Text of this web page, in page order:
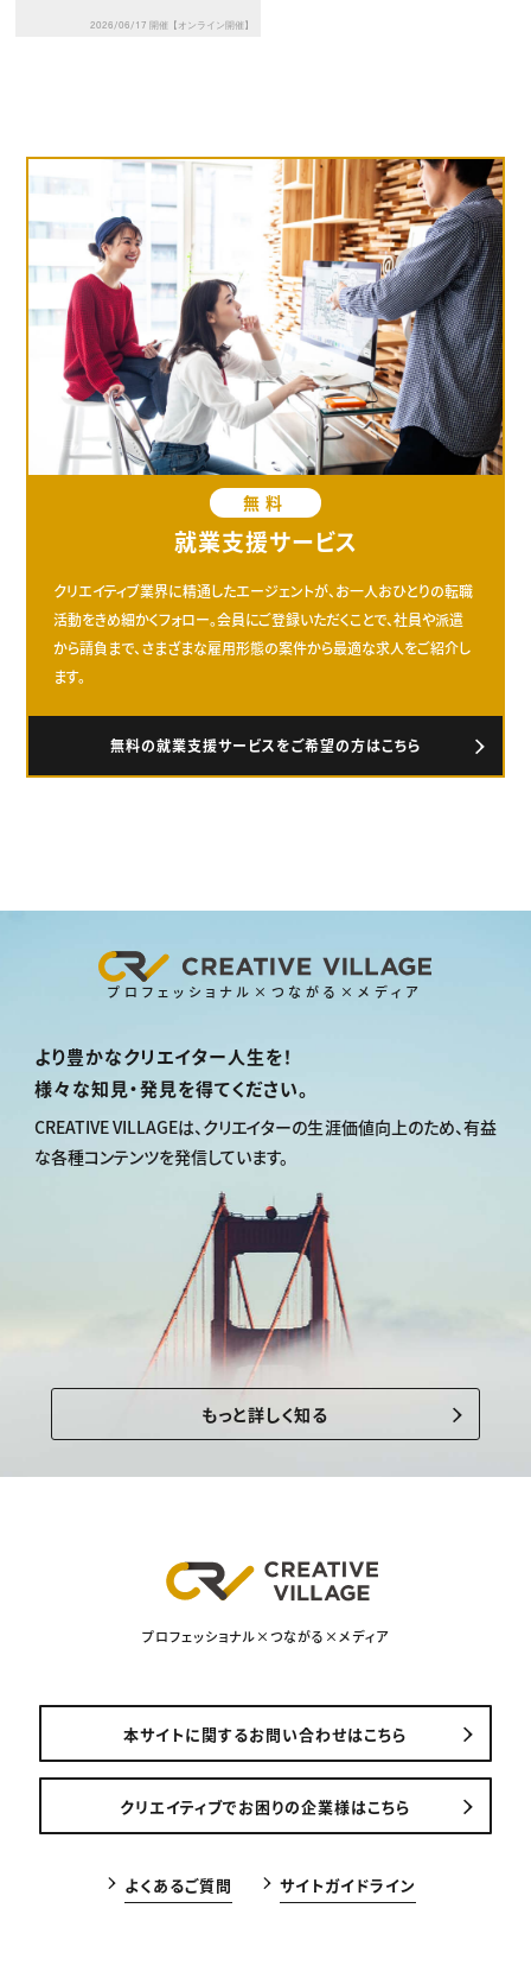
2026/06/17 開催【オンライン開催】
無料
就業支援サービス
クリエイティブ業界に精通したエージェントが、お一人おひとりの転職
活動をきめ細かくフォロー。会員にご登録いただくことで、社員や派遣
から請負まで、さまざまな雇用形態の案件から最適な求人をご紹介し
ます。
無料の就業支援サービスをご希望の方はこちら
プロフェッショナル×つながる×メディア
より豊かなクリエイター人生を！
様々な知見・発見を得てください。
CREATIVE VILLAGEは、クリエイターの生涯価値向上のため、有益
な各種コンテンツを発信しています。
もっと詳しく知る
プロフェッショナル×つながる×メディア
本サイトに関するお問い合わせはこちら
クリエイティブでお困りの企業様はこちら
よくあるご質問 サイトガイドライン